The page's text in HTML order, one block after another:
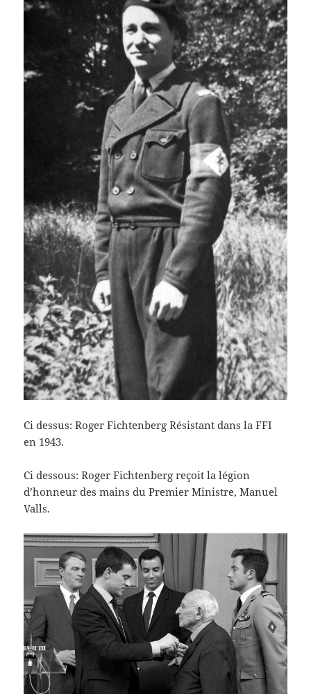
Ci dessus: Roger Fichtenberg Résistant dans la FFI
en 1943.
Ci dessous: Roger Fichtenberg reçoit la légion
d’honneur des mains du Premier Ministre, Manuel
Valls.